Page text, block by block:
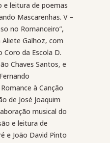
e leitura de poemas
Mascarenhas. V –
no Romanceiro”,
Galhoz, com
Coro da Escola D.
Chaves Santos, e
à Canção
de José Joaquim
musical do
e leitura de
e João David Pinto